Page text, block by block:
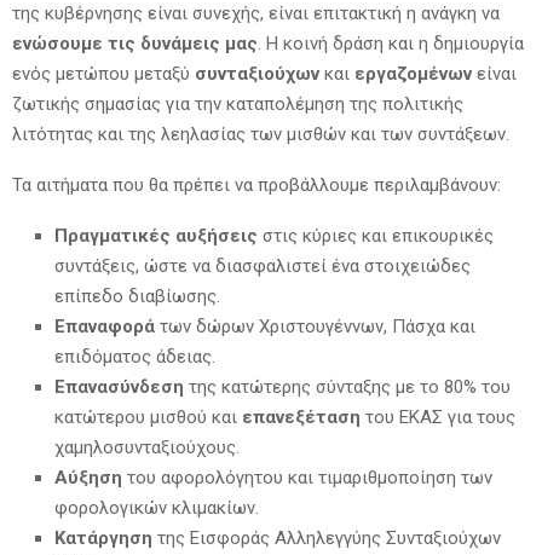
της κυβέρνησης είναι συνεχής, είναι επιτακτική η ανάγκη να
ενώσουμε τις δυνάμεις μας . Η κοινή δράση και η δημιουργία
ενός μετώπου μεταξύ συνταξιούχωνκαι εργαζομένωνείναι
ζωτικής σημασίας για την καταπολέμηση της πολιτικής
λιτότητας και της λεηλασίας των μισθών και των συντάξεων.
Τα αιτήματα που θα πρέπει να προβάλλουμε περιλαμβάνουν:
Πραγματικές αυξήσεις στις κύριες και επικουρικές
συντάξεις, ώστε να διασφαλιστεί ένα στοιχειώδες
επίπεδο διαβίωσης.
Επαναφορά των δώρων Χριστουγέννων, Πάσχα και
επιδόματος άδειας.
Επανασύνδεση της κατώτερης σύνταξης με το 80% του
κατώτερου μισθού και επανεξέταση του ΕΚΑΣ για τους
χαμηλοσυνταξιούχους.
Αύξηση του αφορολόγητου και τιμαριθμοποίηση των
φορολογικών κλιμακίων.
Κατάργηση της Εισφοράς Αλληλεγγύης Συνταξιούχων